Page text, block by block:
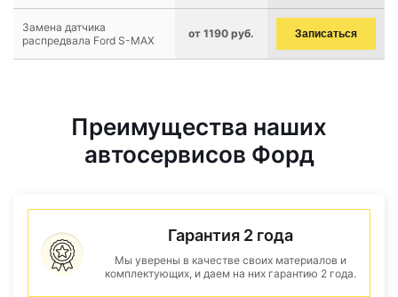
Замена датчика
распредвала Ford S-MAX
от 1190 руб. Записаться
Преимущества наших
автосервисов Форд
Гарантия 2 года
Мы уверены в качестве своих материалов и
комплектующих, и даем на них гарантию 2 года.